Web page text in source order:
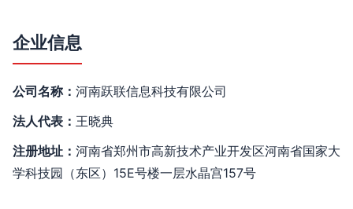
企业信息
公司名称： 河南跃联信息科技有限公司
法人代表： 王晓典
注册地址： 河南省郑州市高新技术产业开发区河南省国家大
学科技园（东区）15E号楼一层水晶宫157号